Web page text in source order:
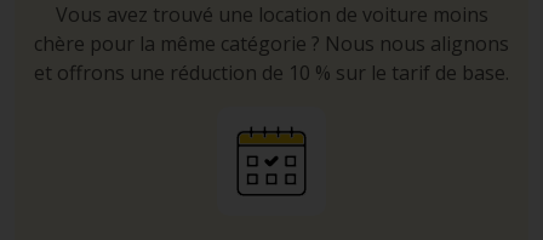
Vous avez trouvé une location de voiture moins
chère pour la même catégorie ? Nous nous alignons
et offrons une réduction de 10 % sur le tarif de base.